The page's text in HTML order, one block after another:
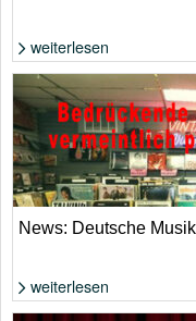
Foto: extrahiert aus
weiterlesen
News: Deutsche
weiterlesen